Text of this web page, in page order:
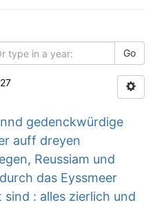
Go
gedenckwürdige
auff dreyen
Reussiam und
das Eyssmeer
: alles zierlich und